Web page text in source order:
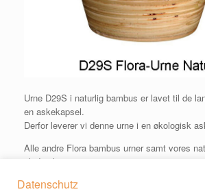
Urne D29S i naturlig bambus er lavet til de
en askekapsel.
Derfor leverer vi denne urne i en økologisk
Alle andre Flora bambus urner samt vores
plads til en
Datenschutz